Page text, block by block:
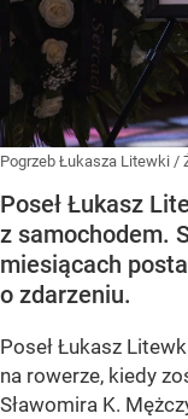
Pogrzeb Łukasza Litewki /
Poseł Łukasz
z samochodem.
miesiącach
o zdarzeniu.
Poseł Łukasz
na rowerze, kiedy
Sławomira K.